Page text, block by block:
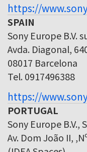
https://
SPAIN
Sony Europe B.V.
Avda. Diagonal,
08017 Barcelona
Tel. 0917496388
https://
PORTUGAL
Sony Europe B.V.,
Av. Dom João II,